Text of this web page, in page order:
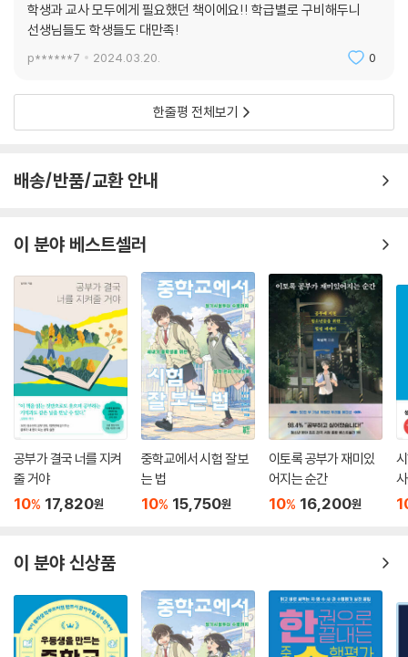
록 학교생활기록부 실제 기 재 예시들을 담아, 학생이 자신의 관심 분야에
서 어떻게 활동을 설계하고 기록할지를 명확히 제시하고자 노력했습니다.
고, 어떤 분야에서 어떤 역할 을 하고 싶은지 고민하는 과정은 곧 대학 입시
의 준비이자, 삶의 방향을 정립하는 여정입니다. 학생들은 스스로에게 ‘대
을 어떻게 활용 할 것인가?’라는 질문을 던져야 합니다. 고등학교 생활은
그 질문에 대한 답을 찾아가는 과정이고, 학교생 활기록부는 그 여정의 기
능성 을 발견하고, 그에 맞는 교육활동을 설계하는 데 이 책이 도움이 되길
학생과 교사 모두에게 필요했던 책이에요!! 학급별로 구비해두니
선생님들도 학생들도 대만족!
p******7 2024.03.20. 0
한줄평 전체보기
배송/반품/교환 안내
이 분야 베스트셀러
공부가 결국 너를 지켜
줄 거야
10% 17,820원
중학교에서 시험 잘 보
는 법
10% 15,750원
이토록 공부가 재미있
어지는 순간
10% 16,200원
이 분야 신상품